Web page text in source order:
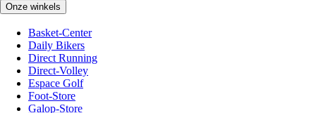
Onze winkels
Basket-Center
Daily Bikers
Direct Running
Direct-Volley
Espace Golf
Foot-Store
Galop-Store